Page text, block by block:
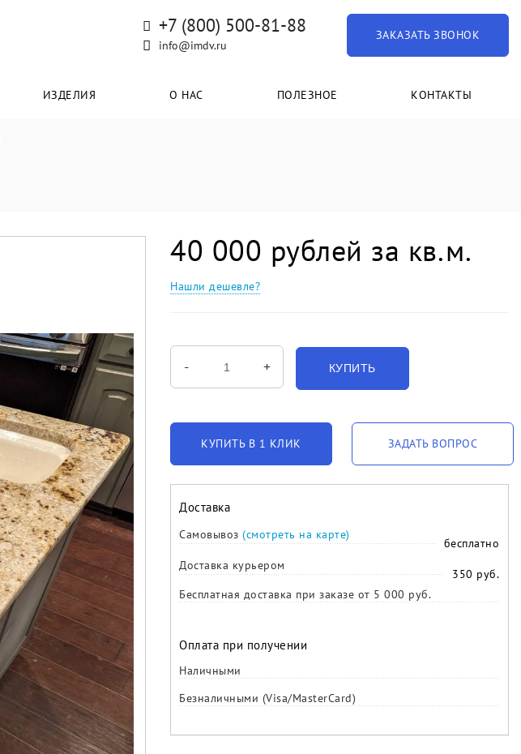
+7 (800) 500-81-88
info@imdv.ru
ЗАКАЗАТЬ ЗВОНОК
ИЗДЕЛИЯ О НАС ПОЛЕЗНОЕ КОНТАКТЫ
40 000 рублей за кв.м.
Нашли дешевле?
- + КУПИТЬ
КУПИТЬ В 1 КЛИК ЗАДАТЬ ВОПРОС
Доставка
Самовывоз (смотреть на карте)
бесплатно
Доставка курьером
350 руб.
Бесплатная доставка при заказе от 5 000 руб.
Оплата при получении
Наличными
Безналичными (Visa/MasterCard)